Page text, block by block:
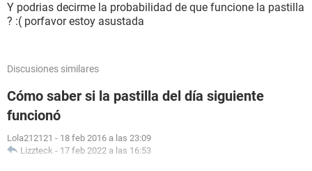
Y podrias decirme la probabilidad de que funcione la pastilla
? :( porfavor estoy asustada
Discusiones similares
Cómo saber si la pastilla del día siguiente
funcionó
Lola212121 - 18 feb 2016 a las 23:09
Lizzteck - 17 feb 2022 a las 16:53